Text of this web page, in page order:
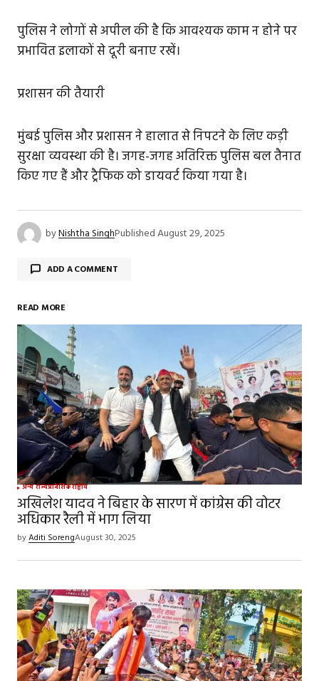
पुलिस ने लोगों से अपील की है कि आवश्यक काम न होने पर
प्रभावित इलाकों से दूरी बनाए रखें।
प्रशासन की तैयारी
मुंबई पुलिस और प्रशासन ने हालात से निपटने के लिए कड़ी
सुरक्षा व्यवस्था की है। जगह-जगह अतिरिक्त पुलिस बल तैनात
किए गए हैं और ट्रैफिक को डायवर्ट किया गया है।
byNishtha SinghPublishedAugust 29, 2025
ADD A COMMENT
Your email address will not be published.Required
fields are marked
Comment
Your Name
Your E-mail*
browser for the next time I comment.
SUBMIT COMMENT
READ MORE
अन्य राज्यप्रादेशिकराष्ट्रीय
अखिलेश यादव ने बिहार के सारण में कांग्रेस की वोटर
अधिकार रैली में भाग लिया
byAditi SorengAugust 30, 2025